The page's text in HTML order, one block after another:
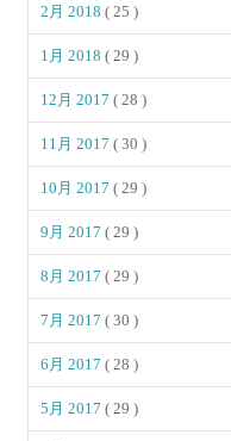
2月 2018( 25 )
1月 2018( 29 )
12月 2017( 28 )
11月 2017( 30 )
10月 2017( 29 )
9月 2017( 29 )
8月 2017( 29 )
7月 2017( 30 )
6月 2017( 28 )
5月 2017( 29 )